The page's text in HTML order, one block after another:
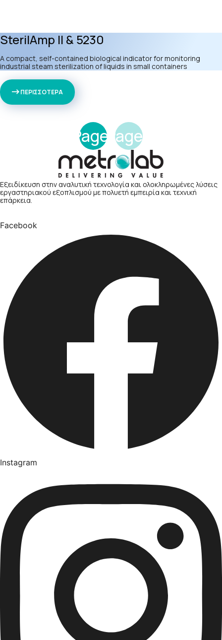
SterilAmp II & 5230
A compact, self-contained biological indicator for monitoring
industrial steam sterilization of liquids in small containers
ΠΕΡΙΣΣΟΤΕΡΑ
PagePage2
Εξειδίκευση στην αναλυτική τεχνολογία και ολοκληρωμένες λύσεις
εργαστηριακού εξοπλισμού με πολυετή εμπειρία και τεχνική
επάρκεια.
Facebook
Instagram